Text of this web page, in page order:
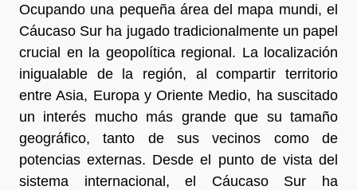
Ocupando una pequeña área del mapa mundi, el
Cáucaso Sur ha jugado tradicionalmente un papel
crucial en la geopolítica regional. La localización
inigualable de la región, al compartir territorio
entre Asia, Europa y Oriente Medio, ha suscitado
un interés mucho más grande que su tamaño
geográfico, tanto de sus vecinos como de
potencias externas. Desde el punto de vista del
sistema internacional, el Cáucaso Sur ha